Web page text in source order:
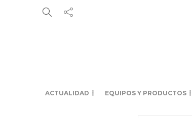
ACTUALIDAD EQUIPOS Y PRODUCTOS